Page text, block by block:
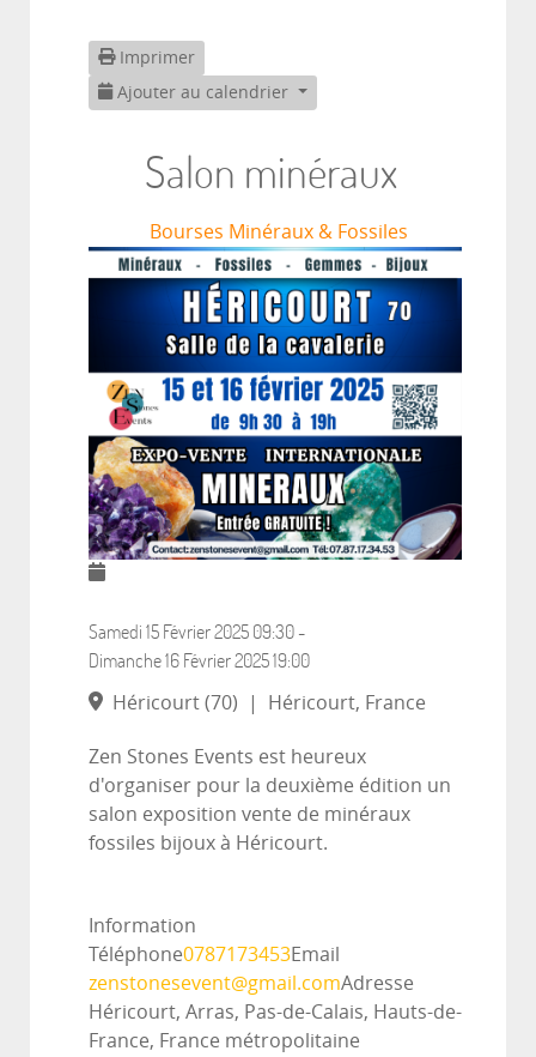
Imprimer
Ajouter au calendrier
Salon minéraux
Bourses Minéraux & Fossiles
Samedi 15 Février 2025 09:30 -
Dimanche 16 Février 202519:00
Héricourt (70) Héricourt, France
Zen Stones Events est heureux
d'organiser pour la deuxième édition un
salon exposition vente de minéraux
fossiles bijoux à Héricourt.
Information
Téléphone0787173453Email
zenstonesevent@gmail.comAdresse
Héricourt, Arras, Pas-de-Calais, Hauts-de-
France, France métropolitaine